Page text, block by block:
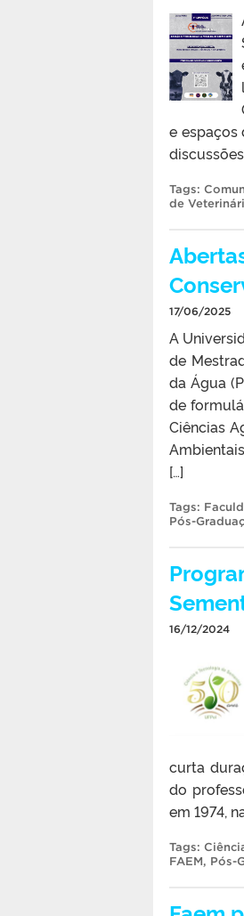
e espaços
Tags:
de
17/06/2025
A
de
da Água
de
Ciências
[…]
Tags:
Pós-
16/12/2024
curta
do
em 1974,
Tags:
FAEM, Pós-